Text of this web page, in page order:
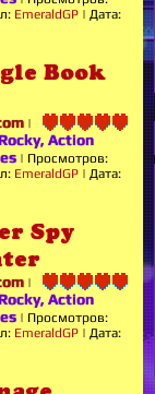
EmeraldGP | Дата:
Book
|
Action
| Просмотров:
EmeraldGP | Дата:
Spy
|
Action
| Просмотров:
EmeraldGP | Дата: